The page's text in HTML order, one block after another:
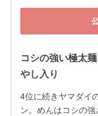
コシの強い極太
やし入り
4位に続きヤマダイ
ン。めんはコシの